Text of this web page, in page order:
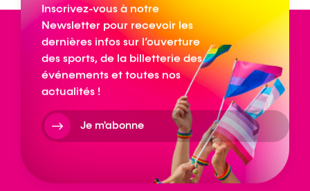
Inscrivez-vous à notre
Newsletter pour recevoir les
dernières infos sur l’ouverture
des sports, de la billetterie des
événements et toutes nos
actualités !
Je m'abonne